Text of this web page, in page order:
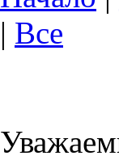
| Все